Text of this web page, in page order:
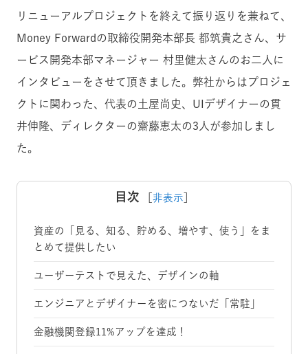
リニューアルプロジェクトを終えて振り返りを兼ねて、
Money Forwardの取締役開発本部長 都筑貴之さん、サ
ービス開発本部マネージャー 村里健太さんのお二人に
インタビューをさせて頂きました。弊社からはプロジェ
クトに関わった、代表の土屋尚史、UIデザイナーの貫
井伸隆、ディレクターの齋藤恵太の3人が参加しまし
た。
目次 非表示
資産の「見る、知る、貯める、増やす、使う」をま
とめて提供したい
ユーザーテストで見えた、デザインの軸
エンジニアとデザイナーを密につないだ「常駐」
金融機関登録11%アップを達成！